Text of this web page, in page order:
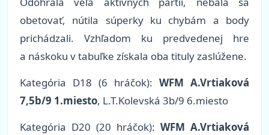
obetovať, nútila súperky ku chybám a body
prichádzali. Vzhľadom ku predvedenej hre
a náskoku v tabuľke získala oba tituly zaslúžene.
Kategória D18 (6 hráčok): WFM A.Vrtiaková
7,5b/9 1.miesto, L.T.Kolevská 3b/9 6.miesto
Kategória D20 (20 hráčok): WFM A.Vrtiaková